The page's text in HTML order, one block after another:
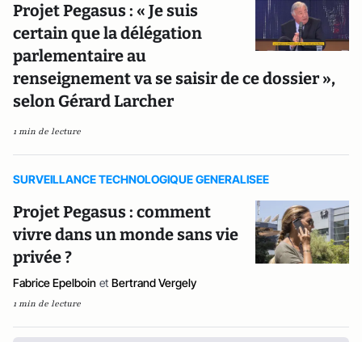
Projet Pegasus : « Je suis
certain que la délégation
parlementaire au
renseignement va se saisir de ce dossier »,
selon Gérard Larcher
1 min de lecture
SURVEILLANCE TECHNOLOGIQUE GENERALISEE
Projet Pegasus : comment
vivre dans un monde sans vie
privée ?
Fabrice Epelboin et Bertrand Vergely
1 min de lecture